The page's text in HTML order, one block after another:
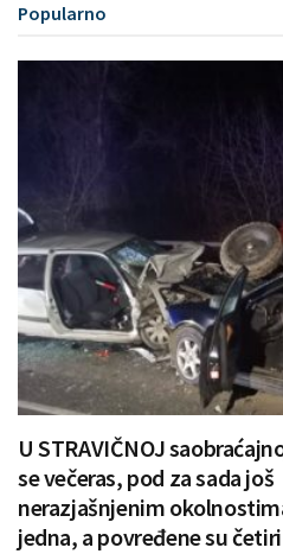
Popularno
U STRAVIČNOJ
se večeras, pod za sada još
nerazjašnjenim
jedna, a povređene su